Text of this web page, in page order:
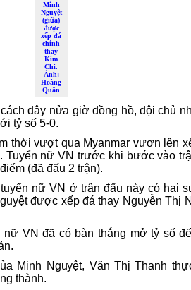
Minh
Nguyệt
(giữa)
được
xếp đá
chính
thay
Kim
Chi.
Ảnh:
Hoàng
Quân
đây nửa giờ đồng hồ, đội chủ
tỷ số 5-0.
thời vượt qua Myanmar vươn lên
Tuyển nữ VN trước khi bước vào
(đã đấu 2 trận).
nữ VN ở trận đấu này có hai
được xếp đá thay Nguyễn Thị
nữ VN đã có bàn thắng mở tỷ số
Minh Nguyệt, Văn Thị Thanh
thành.